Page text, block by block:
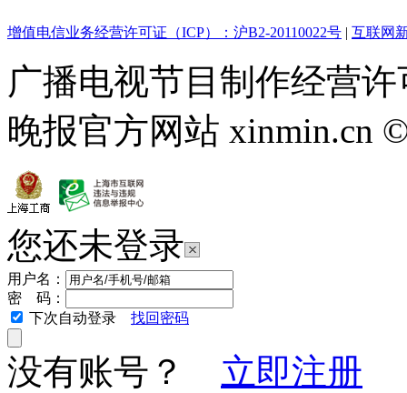
增值电信业务经营许可证（ICP）：沪B2-20110022号 | 互联网
广播电视节目制作经营
晚报官方网站 xinmin.cn
您还未登录
用户名：
密 码：
下次自动登录 找回密码
没有账号？ 立即注册